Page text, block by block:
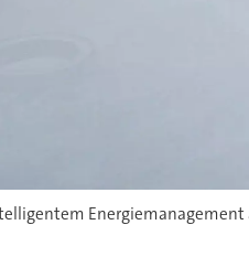
Energiemanagement